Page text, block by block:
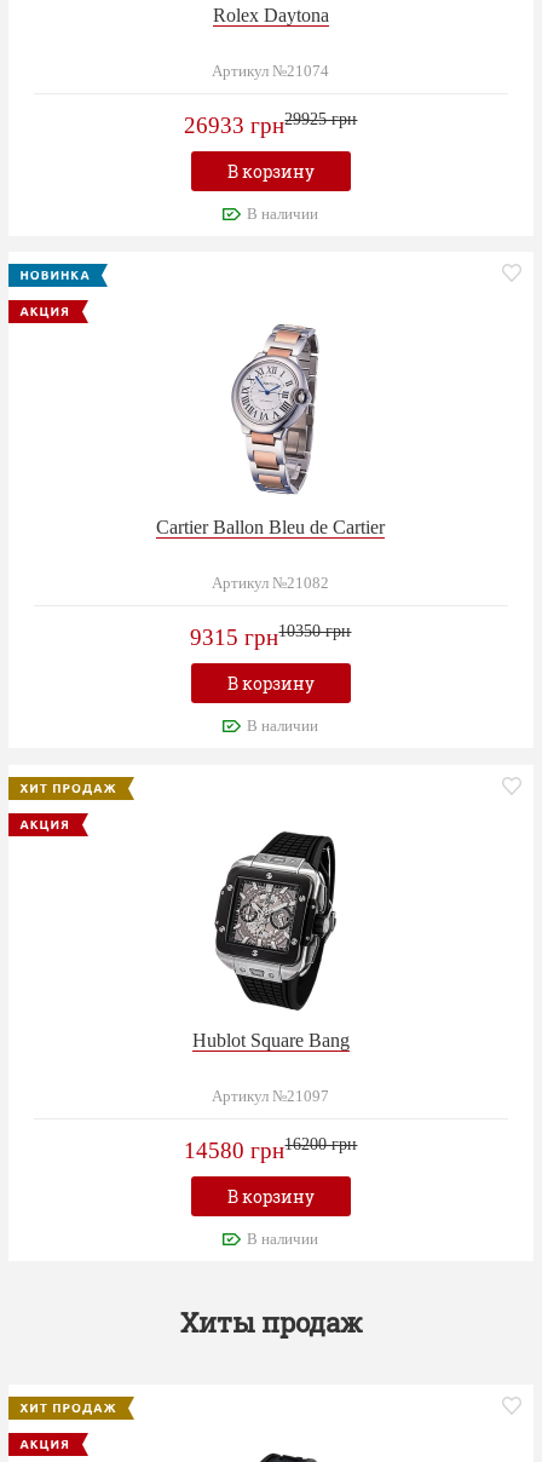
Rolex Daytona
Артикул №21074
26933 грн29925 грн
В корзину
В наличии
Cartier Ballon Bleu de Cartier
Артикул №21082
9315 грн10350 грн
В корзину
В наличии
Hublot Square Bang
Артикул №21097
14580 грн16200 грн
В корзину
В наличии
Хиты продаж